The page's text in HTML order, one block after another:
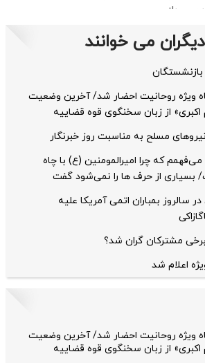
می خوانند
ویژه روحانیت احضار شد/ آخرین وضعیت
اکبری» از زبان سخنگوی قوه قضاییه
مسلح به مناسبت روز خبرنگار
می‌فهمم که چرا امیرالمومنین (ع) با چاه
از حرف ها را نمی‌شود گفت
سالروز بمباران اتمی آمریکا علیه
مشترکان گران شد؟
اعلام شد
ویژه روحانیت احضار شد/ آخرین وضعیت
اکبری» از زبان سخنگوی قوه قضاییه